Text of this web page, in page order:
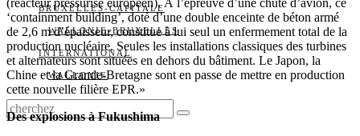
BRUXELLES-CAPITALE
WALLONIE-BRUXELLES
INTERNATIONAL
WALLONIE
(réacteur pressurisé européen). À l’épreuve d’une chute d’avion, ce
‘containment building’, doté d’une double enceinte de béton armé
de 2,6 m d’épaisseur, constitue à lui seul un enfermement total de la
production nucléaire. Seules les installations classiques des turbines
et alternateurs sont situées en dehors du bâtiment. Le Japon, la
Chine et la Grande-Bretagne sont en passe de mettre en production
cette nouvelle filière EPR.»
Des explosions à Fukushima